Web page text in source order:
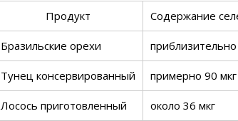
Продукт Содержание
Бразильские орехи
Тунец консервированный примерно 90 мкг
Лосось приготовленный около 36 мкг